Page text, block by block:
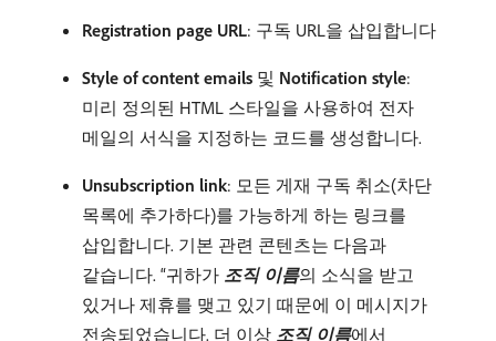
Registration page URL: 구독 URL을 삽입합니다
Style of content emails 및 Notification style:
미리 정의된 HTML 스타일을 사용하여 전자
메일의 서식을 지정하는 코드를 생성합니다.
Unsubscription link: 모든 게재 구독 취소(차단
목록에 추가하다)를 가능하게 하는 링크를
삽입합니다. 기본 관련 콘텐츠는 다음과
같습니다. “귀하가 조직 이름​의 소식을 받고
있거나 제휴를 맺고 있기 때문에 이 메시지가
전송되었습니다. 더 이상 조직 이름​에서